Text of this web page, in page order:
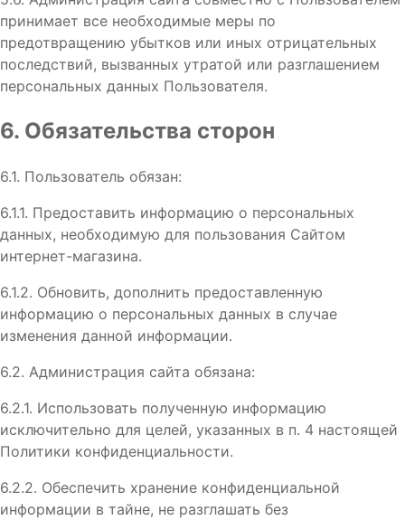
принимает все необходимые меры по
предотвращению убытков или иных отрицательных
последствий, вызванных утратой или разглашением
персональных данных Пользователя.
6. Обязательства сторон
6.1. Пользователь обязан:
6.1.1. Предоставить информацию о персональных
данных, необходимую для пользования Сайтом
интернет-магазина.
6.1.2. Обновить, дополнить предоставленную
информацию о персональных данных в случае
изменения данной информации.
6.2. Администрация сайта обязана:
6.2.1. Использовать полученную информацию
исключительно для целей, указанных в п. 4 настоящей
Политики конфиденциальности.
6.2.2. Обеспечить хранение конфиденциальной
информации в тайне, не разглашать без